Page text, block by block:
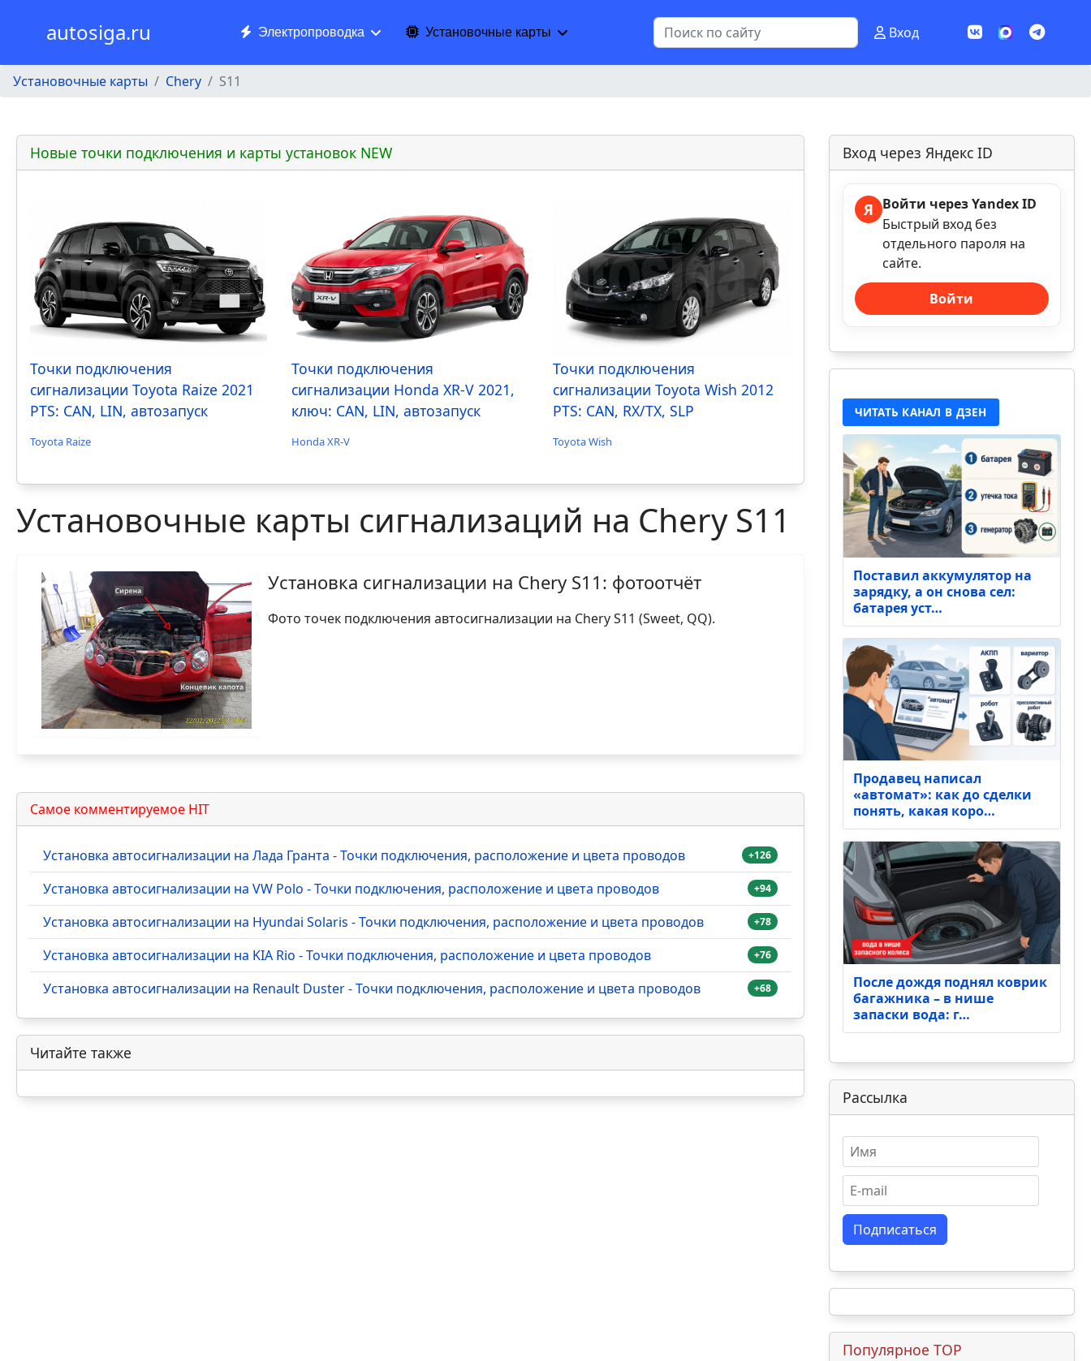
autosiga.ru Электропроводка Установочные карты Поиск Вход
Установочные карты Chery S11
Новые точки подключения и карты установок NEW
Точки подключения
сигнализации Toyota Raize 2021
PTS: CAN, LIN, автозапуск
Toyota Raize
Точки подключения
сигнализации Honda XR-V 2021,
ключ: CAN, LIN, автозапуск
Honda XR-V
Точки подключения
сигнализации Toyota Wish 2012
PTS: CAN, RX/TX, SLP
Toyota Wish
Установочные карты сигнализаций на Chery S11
Установка сигнализации на Chery S11: фотоотчёт
Фото точек подключения автосигнализации на Chery S11 (Sweet, QQ).
Самое комментируемое HIT
Установка автосигнализации на Лада Гранта - Точки подключения, расположение и цвета проводов +126
Установка автосигнализации на VW Polo - Точки подключения, расположение и цвета проводов +94
Установка автосигнализации на Hyundai Solaris - Точки подключения, расположение и цвета проводов +78
Установка автосигнализации на KIA Rio - Точки подключения, расположение и цвета проводов +76
Установка автосигнализации на Renault Duster - Точки подключения, расположение и цвета проводов +68
Читайте также
Вход через Яндекс ID
Я Войти через Yandex ID
Быстрый вход без
отдельного пароля на
сайте.
Войти
ЧИТАТЬ КАНАЛ В ДЗЕН
Поставил аккумулятор на
зарядку, а он снова сел:
батарея уст…
Продавец написал
«автомат»: как до сделки
понять, какая коро…
После дождя поднял коврик
багажника – в нише
запаски вода: г…
Рассылка
Подписаться
Популярное TOP